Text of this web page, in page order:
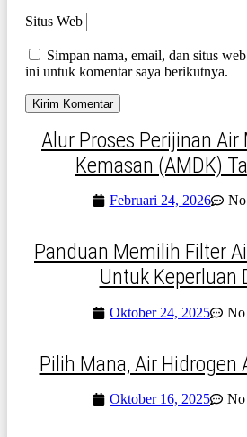
Situs Web
Simpan nama, email, dan situs
ini untuk komentar saya berikutnya.
Alur Proses Perijinan
Kemasan (AMDK)
Februari 24, 2026
Panduan Memilih Filter
Untuk Keperluan
Oktober 24, 2025 No
Pilih Mana, Air Hidrogen
Oktober 16, 2025 No